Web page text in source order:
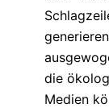
die
Medien